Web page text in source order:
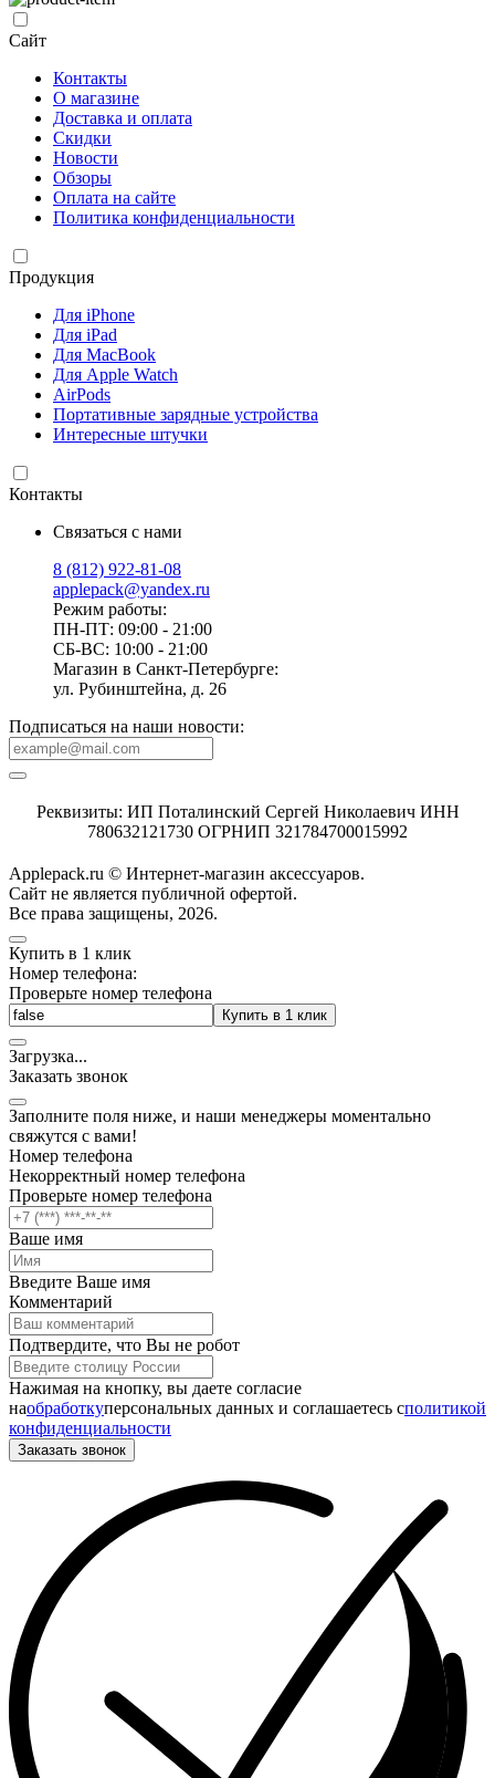
Сайт
Контакты
О магазине
Доставка и оплата
Скидки
Новости
Обзоры
Оплата на сайте
Политика конфиденциальности
Продукция
Для iPhone
Для iPad
Для MacBook
Для Apple Watch
AirPods
Портативные зарядные устройства
Интересные штучки
Контакты
Связаться с нами
8 (812) 922-81-08
applepack@yandex.ru
Режим работы:
ПН-ПТ: 09:00 - 21:00
СБ-ВС: 10:00 - 21:00
Магазин в Санкт-Петербурге:
ул. Рубинштейна, д. 26
Подписаться на наши новости:
Реквизиты: ИП Поталинский Сергей Николаевич ИНН
780632121730 ОГРНИП 321784700015992
Applepack.ru © Интернет-магазин аксессуаров.
Cайт не является публичной офертой.
Все права защищены, 2026.
Купить в 1 клик
Номер телефона:
Проверьте номер телефона
Купить в 1 клик
Загрузка...
Заказать звонок
Заполните поля ниже, и наши менеджеры моментально
свяжутся с вами!
Номер телефона
Некорректный номер телефона
Проверьте номер телефона
Ваше имя
Введите Ваше имя
Комментарий
Подтвердите, что Вы не робот
Нажимая на кнопку, вы даете согласие
наобработкуперсональных данных и соглашаетесь cполитикой
конфиденциальности
Заказать звонок